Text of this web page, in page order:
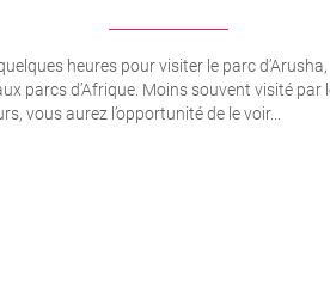
heures pour visiter le parc d’Arusha,
parcs d’Afrique. Moins souvent visité par
vous aurez l’opportunité de le voir...